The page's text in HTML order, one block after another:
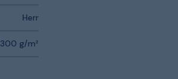
Herr
300 g/m²